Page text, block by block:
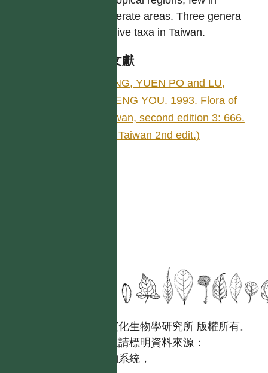
temperate areas. Three genera
with five taxa in Taiwan.
參考文獻
YANG, YUEN PO and LU,
SHENG YOU. 1993. Flora of
Taiwan, second edition 3: 666.
(Fl. Taiwan 2nd edit.)
國立台灣大學生態學與演化生物學研究所 版權所有。
歡迎引用本網站資料，並請標明資料來源：
【台灣植物資訊整合查詢系統，